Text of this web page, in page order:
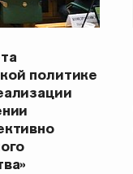
политике